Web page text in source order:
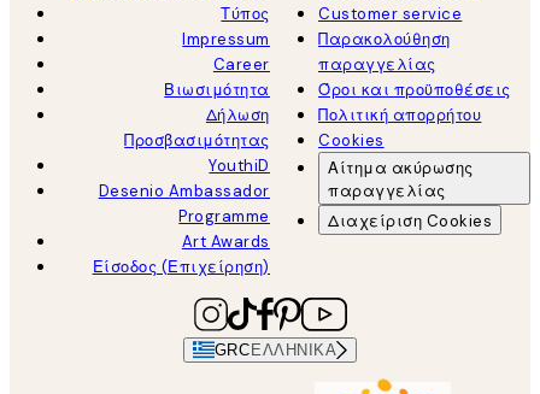
Τύπος
Impressum
Career
Βιωσιμότητα
Δήλωση
Προσβασιμότητας
YouthiD
Desenio Ambassador
Programme
Art Awards
Είσοδος (Επιχείρηση)
Customer service
Παρακολούθηση
παραγγελίας
Όροι και προϋποθέσεις
Πολιτική απορρήτου
Cookies
Αίτημα ακύρωσης
παραγγελίας
Διαχείριση Cookies
GRC ΕΛΛΗΝΙΚΆ